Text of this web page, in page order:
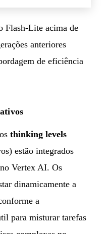
Flash-Lite acima de
anteriores
de eficiência
thinking levels
estão integrados
Vertex AI. Os
dinamicamente a
a
para misturar tarefas